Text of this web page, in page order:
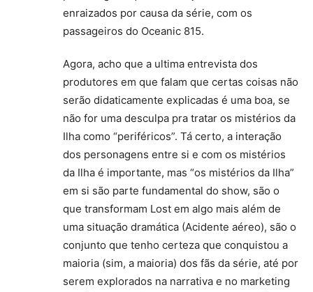
enraizados por causa da série, com os
passageiros do Oceanic 815.
Agora, acho que a ultima entrevista dos
produtores em que falam que certas coisas não
serão didaticamente explicadas é uma boa, se
não for uma desculpa pra tratar os mistérios da
Ilha como “periféricos”. Tá certo, a interação
dos personagens entre si e com os mistérios
da Ilha é importante, mas “os mistérios da Ilha”
em si são parte fundamental do show, são o
que transformam Lost em algo mais além de
uma situação dramática (Acidente aéreo), são o
conjunto que tenho certeza que conquistou a
maioria (sim, a maioria) dos fãs da série, até por
serem explorados na narrativa e no marketing